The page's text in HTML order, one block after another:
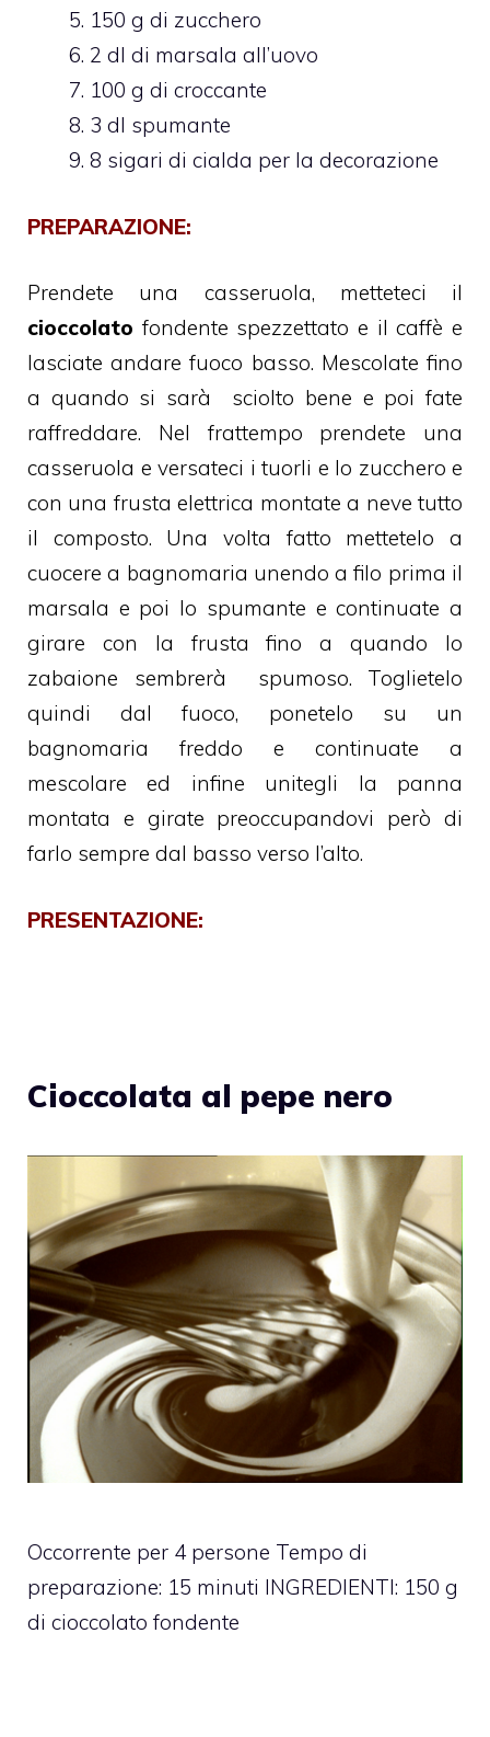
150 g di zucchero
2 dl di marsala all’uovo
100 g di croccante
3 dl spumante
8 sigari di cialda per la decorazione
PREPARAZIONE:
Prendete una casseruola, metteteci il
cioccolato fondente spezzettato e il caffè e
lasciate andare fuoco basso. Mescolate fino
a quando si sarà sciolto bene e poi fate
raffreddare. Nel frattempo prendete una
casseruola e versateci i tuorli e lo zucchero e
con una frusta elettrica montate a neve tutto
il composto. Una volta fatto mettetelo a
cuocere a bagnomaria unendo a filo prima il
marsala e poi lo spumante e continuate a
girare con la frusta fino a quando lo
zabaione sembrerà spumoso. Toglietelo
quindi dal fuoco, ponetelo su un
bagnomaria freddo e continuate a
mescolare ed infine unitegli la panna
montata e girate preoccupandovi però di
farlo sempre dal basso verso l’alto.
PRESENTAZIONE:
Cioccolata al pepe nero
Occorrente per 4 persone Tempo di
preparazione: 15 minuti INGREDIENTI: 150 g
di cioccolato fondente